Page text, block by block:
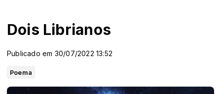
Dois Librianos
Publicado em 30/07/2022 13:52
Poema